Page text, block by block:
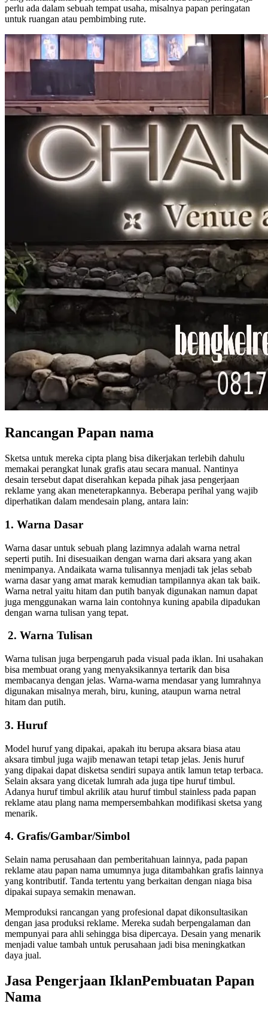
perlu ada dalam sebuah tempat usaha, misalnya papan peringatan
untuk ruangan atau pembimbing rute.
Rancangan Papan nama
Sketsa untuk mereka cipta plang bisa dikerjakan terlebih dahulu
memakai perangkat lunak grafis atau secara manual. Nantinya
desain tersebut dapat diserahkan kepada pihak jasa pengerjaan
reklame yang akan meneterapkannya. Beberapa perihal yang wajib
diperhatikan dalam mendesain plang, antara lain:
1. Warna Dasar
Warna dasar untuk sebuah plang lazimnya adalah warna netral
seperti putih. Ini disesuaikan dengan warna dari aksara yang akan
menimpanya. Andaikata warna tulisannya menjadi tak jelas sebab
warna dasar yang amat marak kemudian tampilannya akan tak baik.
Warna netral yaitu hitam dan putih banyak digunakan namun dapat
juga menggunakan warna lain contohnya kuning apabila dipadukan
dengan warna tulisan yang tepat.
2. Warna Tulisan
Warna tulisan juga berpengaruh pada visual pada iklan. Ini usahakan
bisa membuat orang yang menyaksikannya tertarik dan bisa
membacanya dengan jelas. Warna-warna mendasar yang lumrahnya
digunakan misalnya merah, biru, kuning, ataupun warna netral
hitam dan putih.
3. Huruf
Model huruf yang dipakai, apakah itu berupa aksara biasa atau
aksara timbul juga wajib menawan tetapi tetap jelas. Jenis huruf
yang dipakai dapat disketsa sendiri supaya antik lamun tetap terbaca.
Selain aksara yang dicetak lumrah ada juga tipe huruf timbul.
Adanya huruf timbul akrilik atau huruf timbul stainless pada papan
reklame atau plang nama mempersembahkan modifikasi sketsa yang
menarik.
4. Grafis/Gambar/Simbol
Selain nama perusahaan dan pemberitahuan lainnya, pada papan
reklame atau papan nama umumnya juga ditambahkan grafis lainnya
yang kontributif. Tanda tertentu yang berkaitan dengan niaga bisa
dipakai supaya semakin menawan.
Memproduksi rancangan yang profesional dapat dikonsultasikan
dengan jasa produksi reklame. Mereka sudah berpengalaman dan
mempunyai para ahli sehingga bisa dipercaya. Desain yang menarik
menjadi value tambah untuk perusahaan jadi bisa meningkatkan
daya jual.
Jasa Pengerjaan IklanPembuatan Papan
Nama